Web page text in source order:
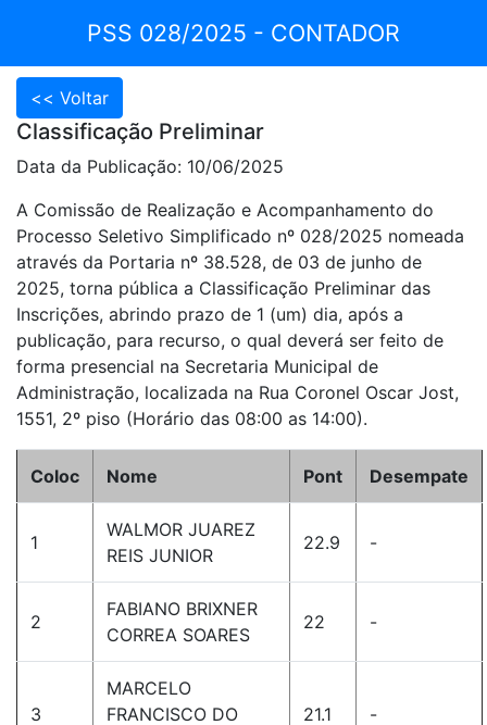
PSS 028/2025 - CONTADOR
Classificação Preliminar
Data da Publicação: 10/06/2025
A Comissão de Realização e Acompanhamento do
Processo Seletivo Simplificado nº 028/2025 nomeada
através da Portaria nº 38.528, de 03 de junho de
2025, torna pública a Classificação Preliminar das
Inscrições, abrindo prazo de 1 (um) dia, após a
publicação, para recurso, o qual deverá ser feito de
forma presencial na Secretaria Municipal de
Administração, localizada na Rua Coronel Oscar Jost,
1551, 2º piso (Horário das 08:00 as 14:00).
Coloc Nome Pont Desempate
1
WALMOR JUAREZ
REIS JUNIOR
22.9 -
2
FABIANO BRIXNER
CORREA SOARES
22 -
3
MARCELO
FRANCISCO DO
21.1 -